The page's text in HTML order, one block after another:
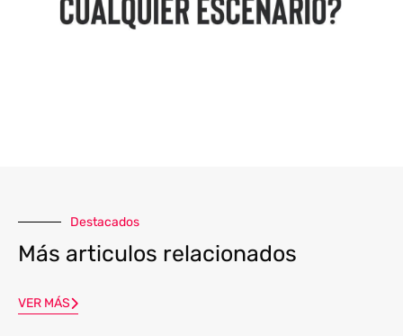
Destacados
Más articulos relacionados
VER MÁS